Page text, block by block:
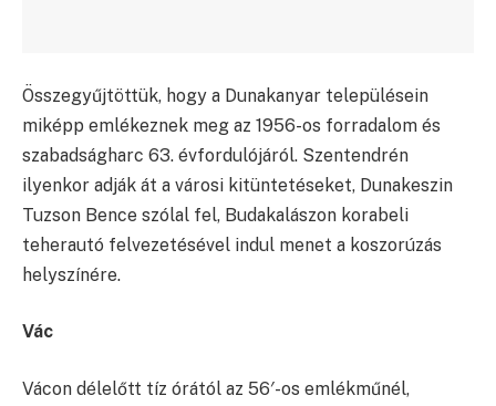
Összegyűjtöttük, hogy a Dunakanyar településein
miképp emlékeznek meg az 1956-os forradalom és
szabadságharc 63. évfordulójáról. Szentendrén
ilyenkor adják át a városi kitüntetéseket, Dunakeszin
Tuzson Bence szólal fel, Budakalászon korabeli
teherautó felvezetésével indul menet a koszorúzás
helyszínére.
Vác
Vácon délelőtt tíz órától az 56′-os emlékműnél,